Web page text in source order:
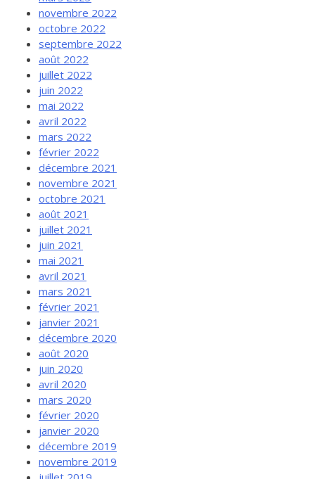
novembre 2022
octobre 2022
septembre 2022
août 2022
juillet 2022
juin 2022
mai 2022
avril 2022
mars 2022
février 2022
décembre 2021
novembre 2021
octobre 2021
août 2021
juillet 2021
juin 2021
mai 2021
avril 2021
mars 2021
février 2021
janvier 2021
décembre 2020
août 2020
juin 2020
avril 2020
mars 2020
février 2020
janvier 2020
décembre 2019
novembre 2019